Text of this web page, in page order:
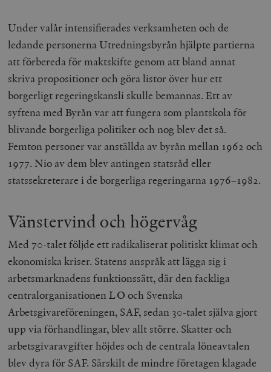
Under valår intensifierades verksamheten och de
ledande personerna Utredningsbyrån hjälpte partierna
att förbereda för maktskifte genom att bland annat
skriva propositioner och göra listor över hur ett
borgerligt regeringskansli skulle bemannas. Ett av
syftena med Byrån var att fungera som plantskola för
blivande borgerliga politiker och nog blev det så.
Femton personer var anställda av byrån mellan 1962 och
1977. Nio av dem blev antingen statsråd eller
statssekreterare i de borgerliga regeringarna 1976–1982.
Vänstervind och högervåg
Med 70-talet följde ett radikaliserat politiskt klimat och
ekonomiska kriser. Statens anspråk att lägga sig i
arbetsmarknadens funktionssätt, där den fackliga
centralorganisationen LO och Svenska
Arbetsgivareföreningen, SAF, sedan 30-talet själva gjort
upp via förhandlingar, blev allt större. Skatter och
arbetsgivaravgifter höjdes och de centrala löneavtalen
blev dyra för SAF. Särskilt de mindre företagen klagade